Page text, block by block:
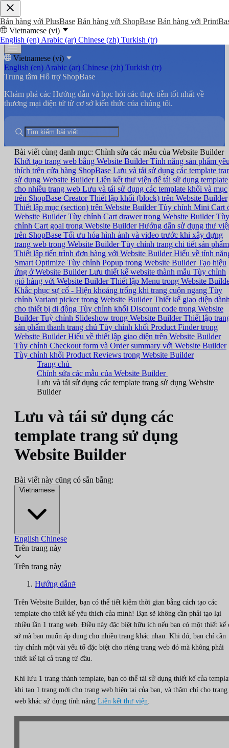
Bán hàng với PlusBase Bán hàng với ShopBase Bán hàng với
Vietnamese (vi)
English (en) Arabic (ar) Chinese (zh) Turkish (tr)
Vietnamese (vi)
English (en) Arabic (ar) Chinese (zh) Turkish (tr)
Trung tâm Hỗ trợ ShopBase
Khám phá các Hướng dẫn và học hỏi các thực tiễn tốt nhất về
thương mại điện tử từ cơ sở kiến thức của chúng tôi.
Bài viết cùng danh mục: Chỉnh sửa các mẫu của Website Builder
Khởi tạo trang web bằng Website BuilderTính năng sản phẩm
thích trên cửa hàng ShopBase Lưu và tái sử dụng các template
sử dụng Website BuilderLiên kết thư viện để tái sử dụng template
cho nhiều trang web Lưu và tái sử dụng các template khối và mục
trên ShopBase CreatorThiết lập khối (block) trên Website Builder
Thiết lập mục (section) trên Website BuilderTùy chỉnh Mini Cart
Website BuilderTùy chỉnh Cart drawer trong Website BuilderTùy
chỉnh Cart goal trong Website BuilderHướng dẫn sử dụng thư
trên ShopBase Tối ưu hóa hình ảnh và video trước khi xây dựng
trang web trong Website BuilderTùy chỉnh trang chi tiết sản phẩm
Thiết lập tiến trình đơn hàng với Website BuilderHiểu về tính
Smart Optimize Tùy chỉnh Popup trong Website BuilderTạo hiệu
ứng ở Website BuilderLưu thiết kế website thành mẫu Tùy chỉnh
giỏ hàng với Website BuilderThiết lập Menu trong Website
Khắc phục sự cố - Hiện khoảng trống khi trang cuộn ngang Tùy
chỉnh Variant picker trong Website BuilderThiết kế giao diện
cho thiết bị di động Tùy chỉnh khối Discount code trong Website
BuilderTuỳ chỉnh Slideshow trong Website BuilderThiết lập
sản phẩm thanh trang chủ Tùy chỉnh khối Product Finder trong
Website BuilderHiểu về thiết lập giao diện trên Website Builder
Tùy chỉnh Checkout form và Order summary với Website Builder
Tùy chỉnh khối Product Reviews trong Website Builder
Trang chủ
Chỉnh sửa các mẫu của Website Builder
Lưu và tái sử dụng các template trang sử dụng Website
Builder
Lưu và tái sử dụng các
template trang sử dụng
Website Builder
Bài viết này cũng có sẵn bằng:
Vietnamese
English Chinese
Trên trang này
Trên trang này
Hướng dẫn#
Trên Website Builder, bạn có thể tiết kiệm thời gian bằng cách tạo các
template cho thiết kế yêu thích của mình! Bạn sẽ không cần phải tạo lại
nhiều lần 1 trang web. Điều này đặc biệt hữu ích nếu bạn có một thiết kế
sở mà bạn muốn áp dụng cho nhiều trang khác nhau. Khi đó, bạn chỉ cần
tùy chỉnh một vài yếu tố đặc biệt cho riêng trang web đó mà không phải
thiết kế lại cả trang từ đầu.
Khi lưu 1 trang thành template, bạn có thể tái sử dụng thiết kế của
khi tạo 1 trang mới cho trang web hiện tại của bạn, và thậm chí cho trang
web khác sử dụng tính năng Liên kết thư viện.